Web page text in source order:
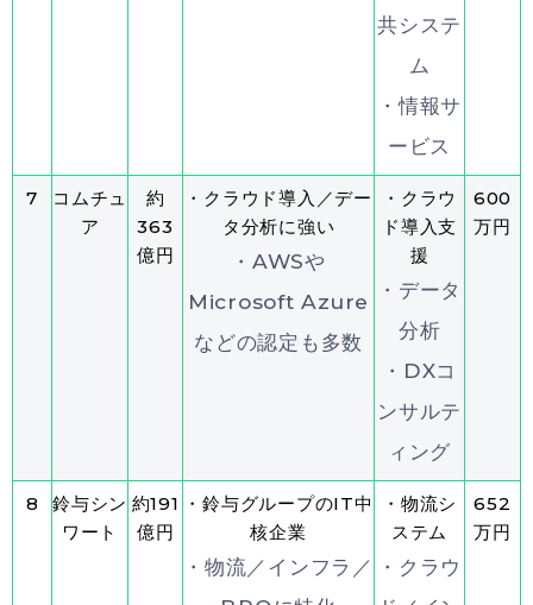
共システ
ム
・情報サ
ービス
7
コムチュ
ア
約
363
億円
・クラウド導入／デー
タ分析に強い
・AWSや
Microsoft Azure
などの認定も多数
・クラウ
ド導入支
援
・データ
分析
・DXコ
ンサルテ
ィング
600
万円
8
鈴与シン
ワート
約191
億円
・鈴与グループのIT中
核企業
・物流／インフラ／
・物流シ
ステム
・クラウ
652
万円